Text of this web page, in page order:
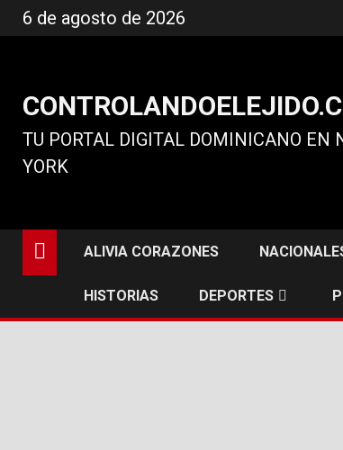
al
6 de agosto de 2026
TU PORTAL DIGITAL DOMINICANO EN
YORK
ALIVIA CORAZONES
HISTORIAS DEPORTES